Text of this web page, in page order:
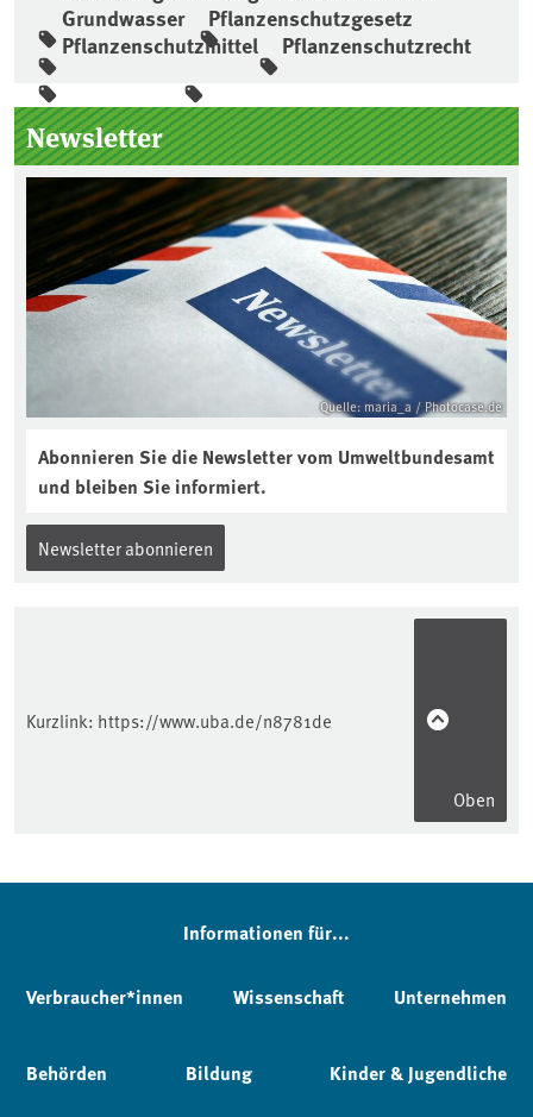
Grundwasser
Pflanzenschutzgesetz
Pflanzenschutzmittel
Pflanzenschutzrecht
Seitenleiste
Newsletter
Quelle: maria_a / Photocase.de
Abonnieren Sie die Newsletter vom Umweltbundesamt
und bleiben Sie informiert.
Newsletter abonnieren
Kurzlink: https://www.uba.de/n8781de
Oben
Informationen für...
Verbraucher*innen Wissenschaft Unternehmen
Behörden Bildung Kinder & Jugendliche